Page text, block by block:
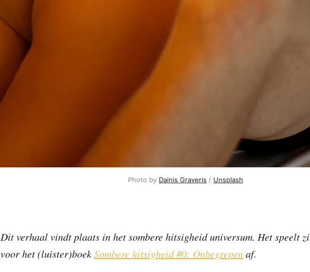
Photo by Dainis Graveris / Unsplash
Dit verhaal vindt plaats in het sombere hitsigheid universum. Het speelt
voor het (luister)boekSombere hitsigheid #0: Onbegrepenaf.